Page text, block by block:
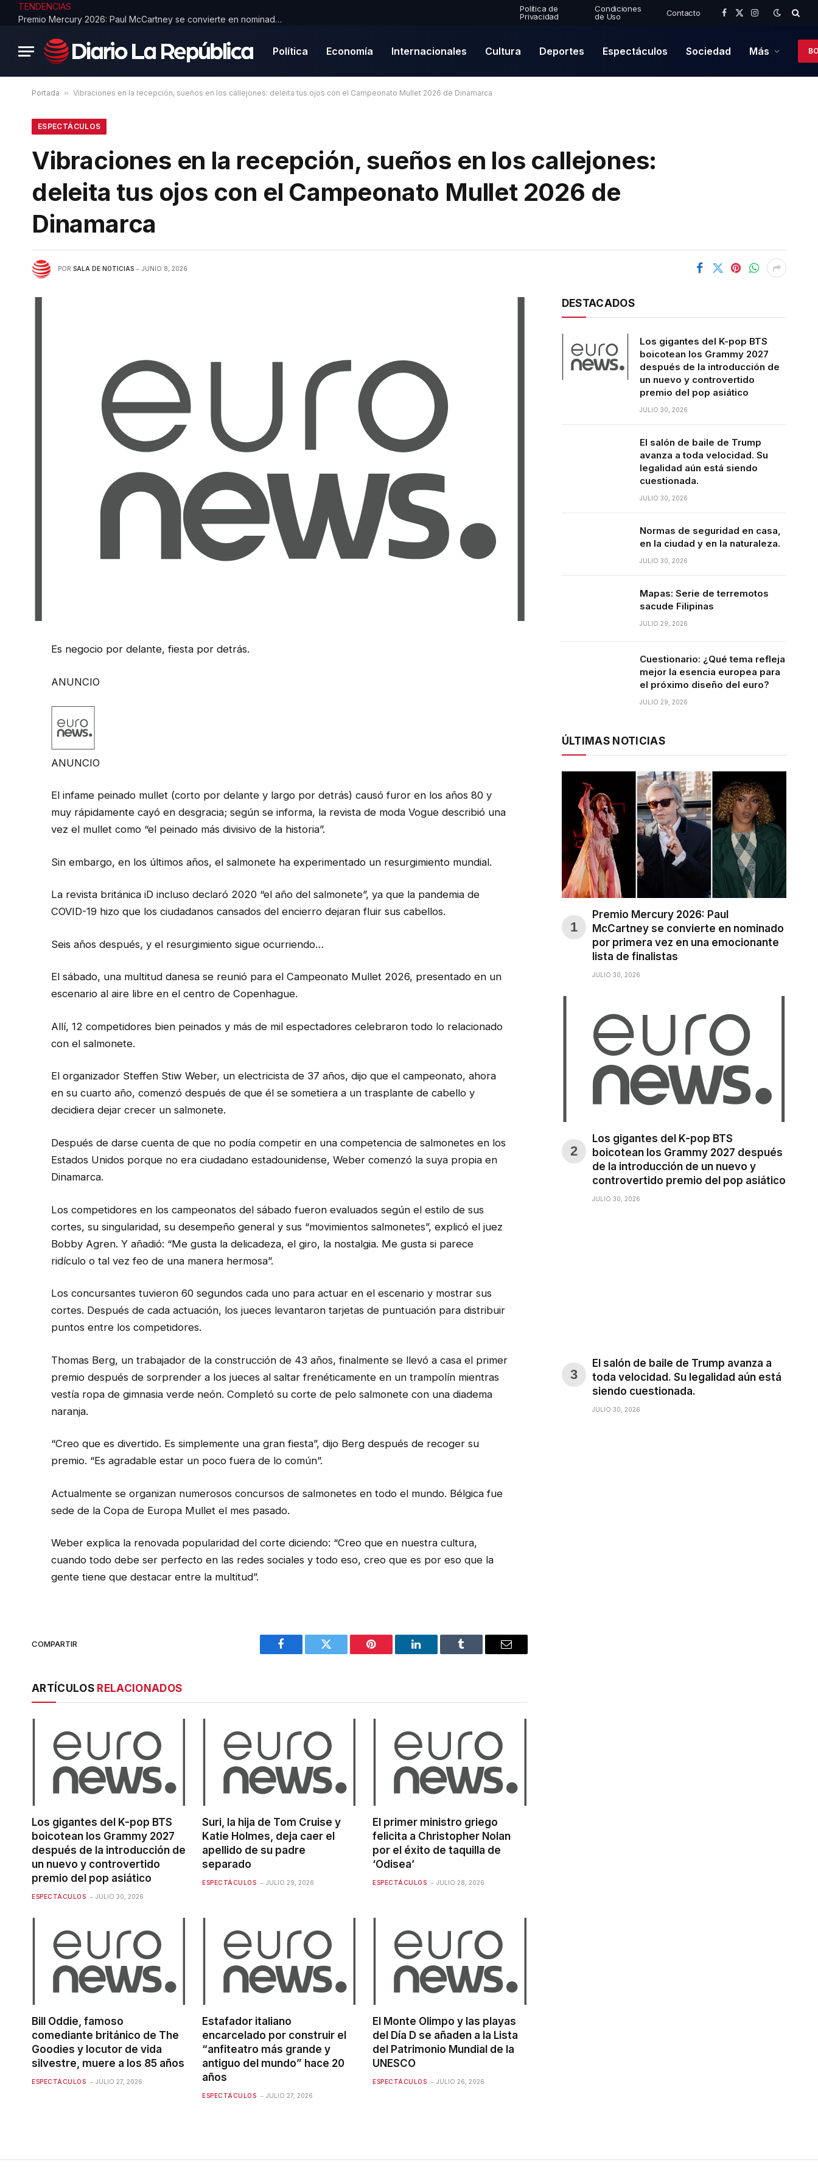
TENDENCIAS
Premio Mercury 2026: Paul McCartney se convierte en nominado por primera vez en una emocionante lista de finalistas
Política de
Privacidad
Condiciones
de Uso
Contacto
Facebook
X
Instagram
Política Economía Internacionales Cultura Deportes Espectáculos Sociedad Más
Portada » Vibraciones en la recepción, sueños en los callejones: deleita tus ojos con el Campeonato Mullet 2026 de Dinamarca
ESPECTÁCULOS
Vibraciones en la recepción, sueños en los callejones:
deleita tus ojos con el Campeonato Mullet 2026 de
Dinamarca
POR SALA DE NOTICIAS JUNIO 8, 2026
Es negocio por delante, fiesta por detrás.
ANUNCIO
ANUNCIO
El infame peinado mullet (corto por delante y largo por detrás) causó furor en los años 80 y
muy rápidamente cayó en desgracia; según se informa, la revista de moda Vogue describió una
vez el mullet como “el peinado más divisivo de la historia”.
Sin embargo, en los últimos años, el salmonete ha experimentado un resurgimiento mundial.
La revista británica iD incluso declaró 2020 “el año del salmonete”, ya que la pandemia de
COVID-19 hizo que los ciudadanos cansados ​​​​del encierro dejaran fluir sus cabellos.
Seis años después, y el resurgimiento sigue ocurriendo…
El sábado, una multitud danesa se reunió para el Campeonato Mullet 2026, presentado en un
escenario al aire libre en el centro de Copenhague.
Allí, 12 competidores bien peinados y más de mil espectadores celebraron todo lo relacionado
con el salmonete.
El organizador Steffen Stiw Weber, un electricista de 37 años, dijo que el campeonato, ahora
en su cuarto año, comenzó después de que él se sometiera a un trasplante de cabello y
decidiera dejar crecer un salmonete.
Después de darse cuenta de que no podía competir en una competencia de salmonetes en los
Estados Unidos porque no era ciudadano estadounidense, Weber comenzó la suya propia en
Dinamarca.
Los competidores en los campeonatos del sábado fueron evaluados según el estilo de sus
cortes, su singularidad, su desempeño general y sus “movimientos salmonetes”, explicó el juez
Bobby Agren. Y añadió: “Me gusta la delicadeza, el giro, la nostalgia. Me gusta si parece
ridículo o tal vez feo de una manera hermosa”.
Los concursantes tuvieron 60 segundos cada uno para actuar en el escenario y mostrar sus
cortes. Después de cada actuación, los jueces levantaron tarjetas de puntuación para distribuir
puntos entre los competidores.
Thomas Berg, un trabajador de la construcción de 43 años, finalmente se llevó a casa el primer
premio después de sorprender a los jueces al saltar frenéticamente en un trampolín mientras
vestía ropa de gimnasia verde neón. Completó su corte de pelo salmonete con una diadema
naranja.
“Creo que es divertido. Es simplemente una gran fiesta”, dijo Berg después de recoger su
premio. “Es agradable estar un poco fuera de lo común”.
Actualmente se organizan numerosos concursos de salmonetes en todo el mundo. Bélgica fue
sede de la Copa de Europa Mullet el mes pasado.
Weber explica la renovada popularidad del corte diciendo: “Creo que en nuestra cultura,
cuando todo debe ser perfecto en las redes sociales y todo eso, creo que es por eso que la
gente tiene que destacar entre la multitud”.
COMPARTIR
Facebook Twitter Pinterest LinkedIn Tumblr Email
ARTÍCULOS RELACIONADOS
Los gigantes del K-pop BTS
boicotean los Grammy 2027
después de la introducción de
un nuevo y controvertido
premio del pop asiático
ESPECTÁCULOS JULIO 30, 2026
Suri, la hija de Tom Cruise y
Katie Holmes, deja caer el
apellido de su padre
separado
ESPECTÁCULOS JULIO 29, 2026
El primer ministro griego
felicita a Christopher Nolan
por el éxito de taquilla de
‘Odisea’
ESPECTÁCULOS JULIO 28, 2026
Bill Oddie, famoso
comediante británico de The
Goodies y locutor de vida
silvestre, muere a los 85 años
ESPECTÁCULOS JULIO 27, 2026
Estafador italiano
encarcelado por construir el
“anfiteatro más grande y
antiguo del mundo” hace 20
años
ESPECTÁCULOS JULIO 27, 2026
El Monte Olimpo y las playas
del Día D se añaden a la Lista
del Patrimonio Mundial de la
UNESCO
ESPECTÁCULOS JULIO 26, 2026
DESTACADOS
Los gigantes del K-pop BTS
boicotean los Grammy 2027
después de la introducción de
un nuevo y controvertido
premio del pop asiático
JULIO 30, 2026
El salón de baile de Trump
avanza a toda velocidad. Su
legalidad aún está siendo
cuestionada.
JULIO 30, 2026
Normas de seguridad en casa,
en la ciudad y en la naturaleza.
JULIO 30, 2026
Mapas: Serie de terremotos
sacude Filipinas
JULIO 29, 2026
Cuestionario: ¿Qué tema refleja
mejor la esencia europea para
el próximo diseño del euro?
JULIO 29, 2026
ÚLTIMAS NOTICIAS
Premio Mercury 2026: Paul
McCartney se convierte en nominado
por primera vez en una emocionante
lista de finalistas
JULIO 30, 2026
Los gigantes del K-pop BTS
boicotean los Grammy 2027 después
de la introducción de un nuevo y
controvertido premio del pop asiático
JULIO 30, 2026
El salón de baile de Trump avanza a
toda velocidad. Su legalidad aún está
siendo cuestionada.
JULIO 30, 2026